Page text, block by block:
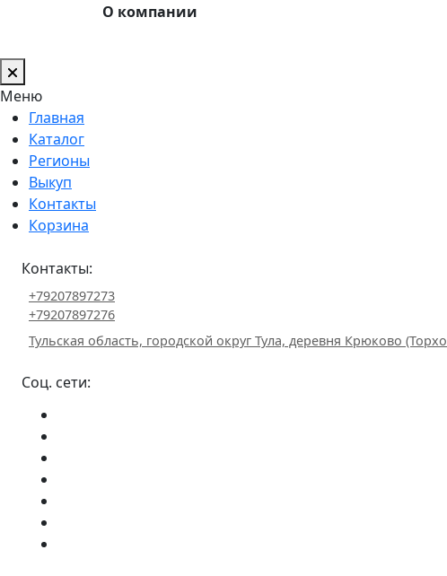
О компании
Меню
Главная
Каталог
Регионы
Выкуп
Контакты
Корзина
Контакты:
+79207897273
+79207897276
Тульская область, городской округ Тула, деревня Крюково
Соц. сети: